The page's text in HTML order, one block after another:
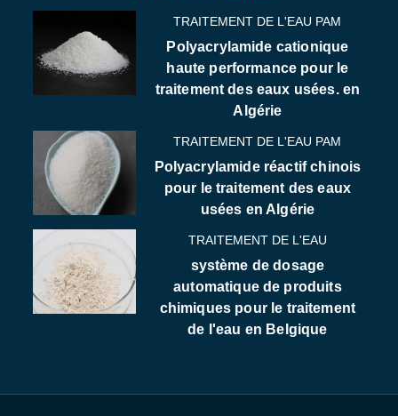
TRAITEMENT DE L'EAU PAM
Polyacrylamide cationique
haute performance pour le
traitement des eaux usées. en
Algérie
TRAITEMENT DE L'EAU PAM
Polyacrylamide réactif chinois
pour le traitement des eaux
usées en Algérie
TRAITEMENT DE L'EAU
système de dosage
automatique de produits
chimiques pour le traitement
de l'eau en Belgique